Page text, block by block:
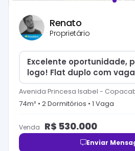
Renato
Proprietário
Excelente oportunidade,
logo! Flat duplo com
Avenida Princesa Isabel -
74m² • 2Dormitórios • 1 Vaga
Venda R$ 530.000
Enviar